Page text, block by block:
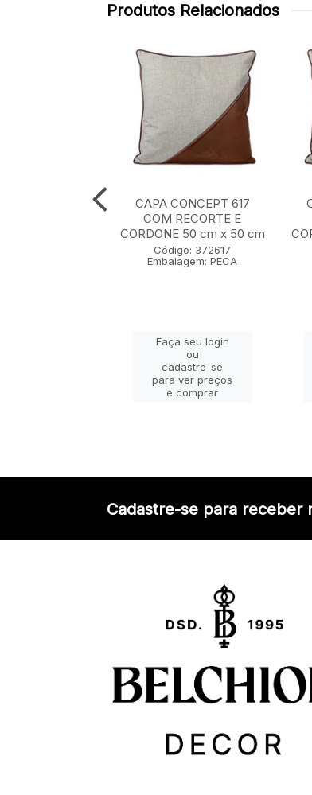
Produtos Relacionados
CAPA CONCEPT 617
COM RECORTE E
CORDONE 50 cm x 50 cm
Código: 372617
Embalagem: PECA
Faça seu login
ou
cadastre-se
para ver preços
e comprar
Cadastre-se para receber